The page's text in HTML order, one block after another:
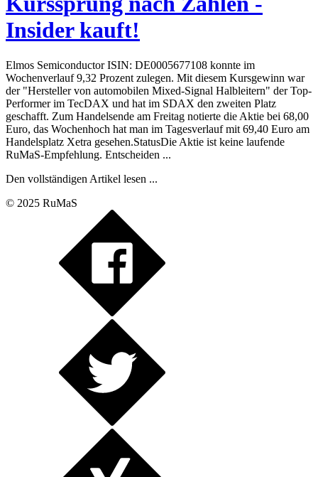
Insider kauft!
Elmos Semiconductor ISIN: DE0005677108 konnte im
Wochenverlauf 9,32 Prozent zulegen. Mit diesem Kursgewinn war
der "Hersteller von automobilen Mixed-Signal Halbleitern" der Top-
Performer im TecDAX und hat im SDAX den zweiten Platz
geschafft. Zum Handelsende am Freitag notierte die Aktie bei 68,00
Euro, das Wochenhoch hat man im Tagesverlauf mit 69,40 Euro am
Handelsplatz Xetra gesehen.StatusDie Aktie ist keine laufende
RuMaS-Empfehlung. Entscheiden ...
Den vollständigen Artikel lesen ...
© 2025 RuMaS